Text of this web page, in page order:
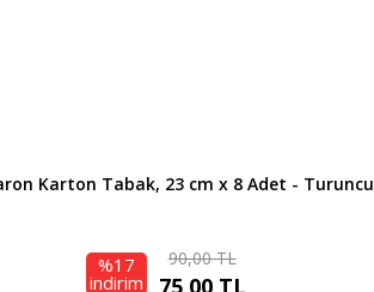
Karton Tabak, 23 cm x 8 Adet - Turuncu
%17
indirim
90,00 TL
75,00 TL